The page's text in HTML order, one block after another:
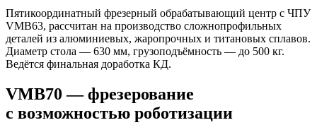
Пятикоординатный фрезерный обрабатывающий центр с ЧПУ
VMB63, рассчитан на производство сложнопрофильных
деталей из алюминиевых, жаропрочных и титановых сплавов.
Диаметр стола — 630 мм, грузоподъёмность — до 500 кг.
Ведётся финальная доработка КД.
VMB70 — фрезерование
с возможностью роботизации